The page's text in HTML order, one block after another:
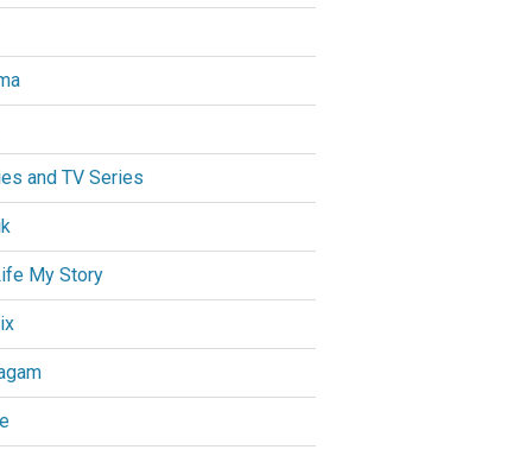
and TV Series
My Story